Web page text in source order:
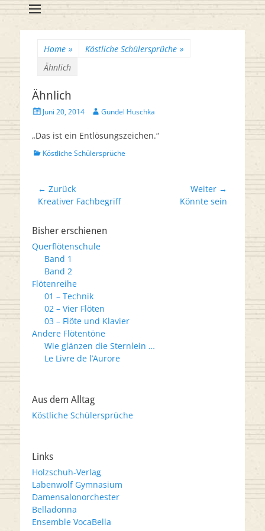
Flötenreihe
Huschka-Bähr
Suche
nach:
Home » Köstliche Schülersprüche »
Ähnlich
Ähnlich
Veröffentlicht
Juni 20, 2014 AutorGundel Huschka
„Das ist ein Entlösungszeichen.“
Kategorien
Köstliche Schülersprüche
Beitrags-
Navigation
← Zurück
Vorheriger
Kreativer Fachbegriff
Weiter →
Könnte sein
Bisher erschienen
Querflötenschule
Band 1
Band 2
Flötenreihe
01 – Technik
02 – Vier Flöten
03 – Flöte und Klavier
Andere Flötentöne
Wie glänzen die Sternlein …
Le Livre de l’Aurore
Aus dem Alltag
Köstliche Schülersprüche
Links
Holzschuh-Verlag
Labenwolf Gymnasium
Damensalonorchester
Belladonna
Ensemble VocaBella